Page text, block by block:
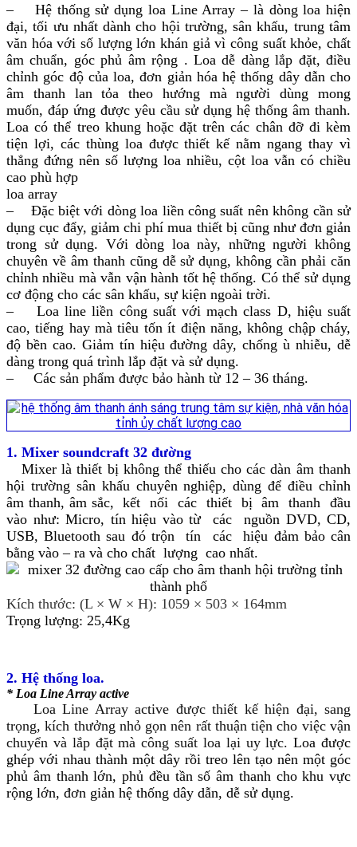
– Hệ thống sử dụng loa Line Array – là dòng loa hiện
đại, tối ưu nhất dành cho hội trường, sân khấu, trung tâm
văn hóa với số lượng lớn khán giả vì công suất khỏe, chất
âm chuẩn, góc phủ âm rộng . Loa dễ dàng lắp đặt, điều
chỉnh góc độ của loa, đơn giản hóa hệ thống dây dẫn cho
âm thanh lan tỏa theo hướng mà người dùng mong
muốn, đáp ứng được yêu cầu sử dụng hệ thống âm thanh.
Loa có thể treo khung hoặc đặt trên các chân đỡ đi kèm
tiện lợi, các thùng loa được thiết kế nằm ngang thay vì
thẳng đứng nên số lượng loa nhiều, cột loa vẫn có chiều
cao phù hợp
loa array
– Đặc biệt với dòng loa liền công suất nên không cần sử
dụng cục đẩy, giảm chi phí mua thiết bị cũng như đơn giản
trong sử dụng. Với dòng loa này, những người không
chuyên về âm thanh cũng dễ sử dụng, không cần phải căn
chỉnh nhiều mà vẫn vận hành tốt hệ thống. Có thể sử dụng
cơ động cho các sân khấu, sự kiện ngoài trời.
– Loa line liền công suất với mạch class D, hiệu suất
cao, tiếng hay mà tiêu tốn ít điện năng, không chập cháy,
độ bền cao. Giảm tín hiệu đường dây, chống ù nhiễu, dễ
dàng trong quá trình lắp đặt và sử dụng.
– Các sản phẩm được bảo hành từ 12 – 36 tháng.
1. Mixer soundcraft 32 đường
Mixer là thiết bị không thể thiếu cho các dàn âm thanh
hội trường sân khấu chuyên nghiệp, dùng để điều chỉnh
âm thanh, âm sắc, kết nối các thiết bị âm thanh đầu
vào như: Micro, tín hiệu vào từ các nguồn DVD, CD,
USB, Bluetooth sau đó trộn tín các hiệu đảm bảo cân
bằng vào – ra và cho chất lượng cao nhất.
Kích thước: (L × W × H): 1059 × 503 × 164mm
Trọng lượng: 25,4Kg
2. Hệ thống loa.
* Loa Line Array active
Loa Line Array active được thiết kế hiện đại, sang
trọng, kích thưởng nhỏ gọn nên rất thuận tiện cho việc vận
chuyển và lắp đặt mà công suất loa lại uy lực.Loa được
ghép với nhau thành một dây rồi treo lên tạo nên một góc
phủ âm thanh lớn, phủ đều tần số âm thanh cho khu vực
rộng lớn, đơn giản hệ thống dây dẫn, dễ sử dụng.